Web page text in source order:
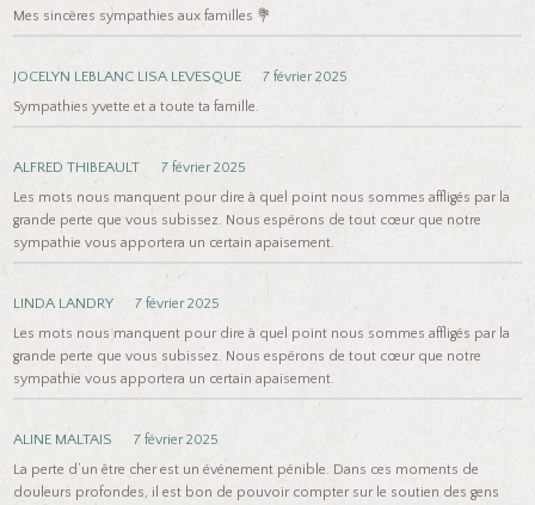
Mes sincères sympathies aux familles 💐
JOCELYN LEBLANC LISA LEVESQUE
7 février 2025
Sympathies yvette et a toute ta famille.
ALFRED THIBEAULT
7 février 2025
Les mots nous manquent pour dire à quel point nous sommes affligés par la
grande perte que vous subissez. Nous espérons de tout cœur que notre
sympathie vous apportera un certain apaisement.
LINDA LANDRY
7 février 2025
Les mots nous manquent pour dire à quel point nous sommes affligés par la
grande perte que vous subissez. Nous espérons de tout cœur que notre
sympathie vous apportera un certain apaisement.
ALINE MALTAIS
7 février 2025
La perte d’un être cher est un événement pénible. Dans ces moments de
douleurs profondes, il est bon de pouvoir compter sur le soutien des gens